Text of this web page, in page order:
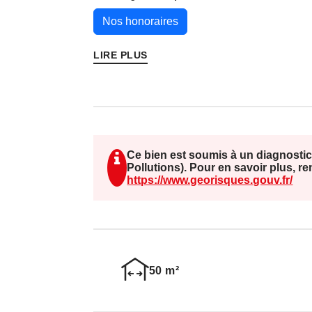
50 m²
Ne manquez pas cette opportunité
activité dans un secteur dynamique.
Nos honoraires
LIRE PLUS
Ce bien est soumis à un
Pollutions). Pour en savoir plus,
https://www.georisques.gouv.fr/